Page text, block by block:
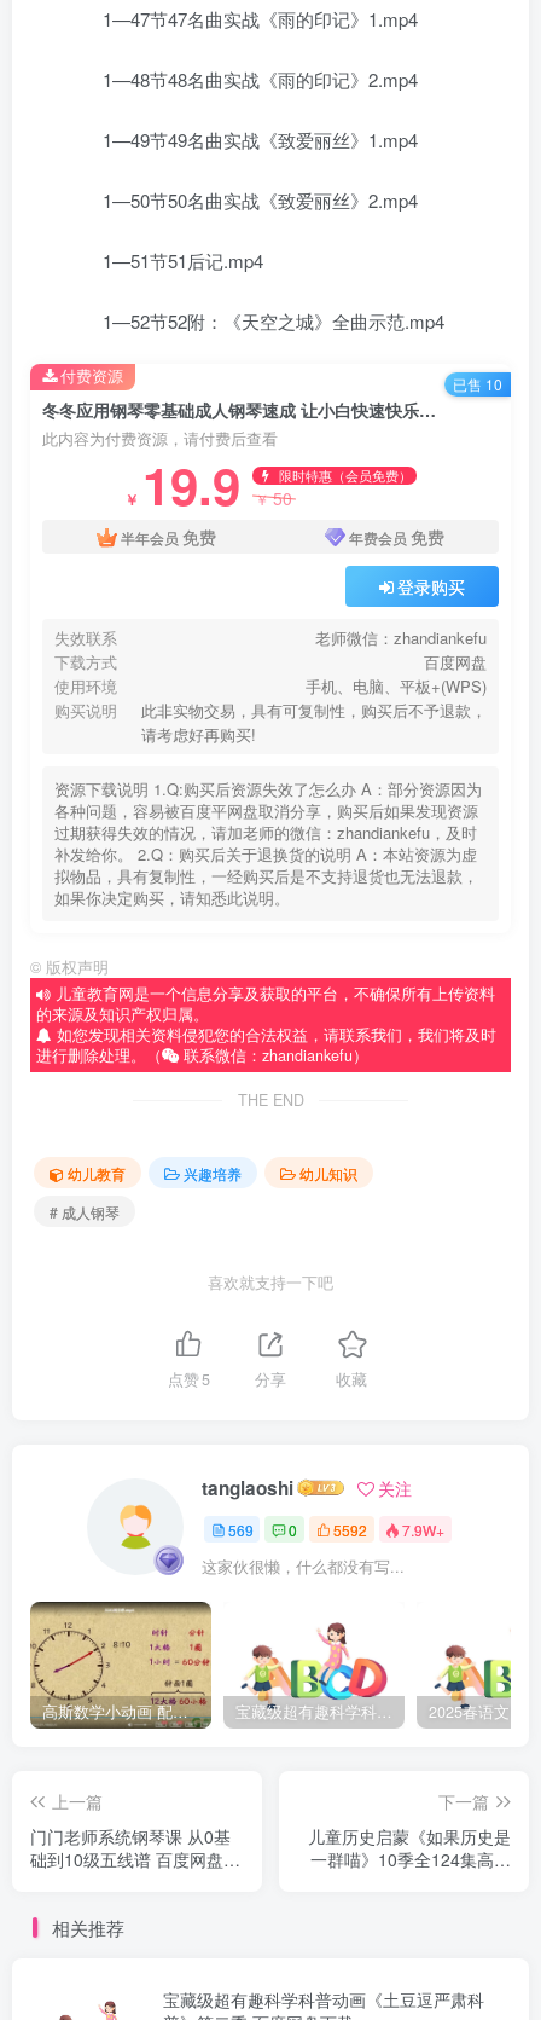
1—47节47名曲实战《雨的印记》1.mp4
1—48节48名曲实战《雨的印记》2.mp4
1—49节49名曲实战《致爱丽丝》1.mp4
1—50节50名曲实战《致爱丽丝》2.mp4
1—51节51后记.mp4
1—52节52附：《天空之城》全曲示范.mp4
冬冬应用钢琴零基础成人钢琴速成 让小白快速快乐学会钢琴学懂钢琴
此内容为付费资源，请付费后查看
￥ 19.9 限时特惠（会员免费）
￥50
半年会员 免费 年费会员 免费
登录购买
失效联系
老师微信：zhandiankefu
下载方式
百度网盘
使用环境
手机、电脑、平板+(WPS)
购买说明
此非实物交易，具有可复制性，购买后不予退款，
请考虑好再购买!
资源下载说明 1.Q:购买后资源失效了怎么办 A：部分资源因为
各种问题，容易被百度平网盘取消分享，购买后如果发现资源
过期获得失效的情况，请加老师的微信：zhandiankefu，及时
补发给你。 2.Q：购买后关于退换货的说明 A：本站资源为虚
拟物品，具有复制性，一经购买后是不支持退货也无法退款，
如果你决定购买，请知悉此说明。
付费资源 已售 10
© 版权声明
儿童教育网是一个信息分享及获取的平台，不确保所有上传资料
的来源及知识产权归属。
如您发现相关资料侵犯您的合法权益，请联系我们，我们将及时
进行删除处理。（
联系微信：zhandiankefu）
THE END
幼儿教育 兴趣培养
幼儿知识
# 成人钢琴
喜欢就支持一下吧
点赞5 分享 收藏
tanglaoshi 关注
569 0 5592 7.9W+
这家伙很懒，什么都没有写...
高斯数学小动画 配套小学1-6年级数学 课堂知识点动画教学视频MP4 百度网盘下载 宝藏级超有趣科学科普动画《土豆逗严肃科普》第二季 百度网盘下载
上一篇
门门老师系统钢琴课 从0基
础到10级五线谱 百度网盘下
下一篇
儿童历史启蒙《如果历史是
一群喵》10季全124集高清
相关推荐
宝藏级超有趣科学科普动画《土豆逗严肃科